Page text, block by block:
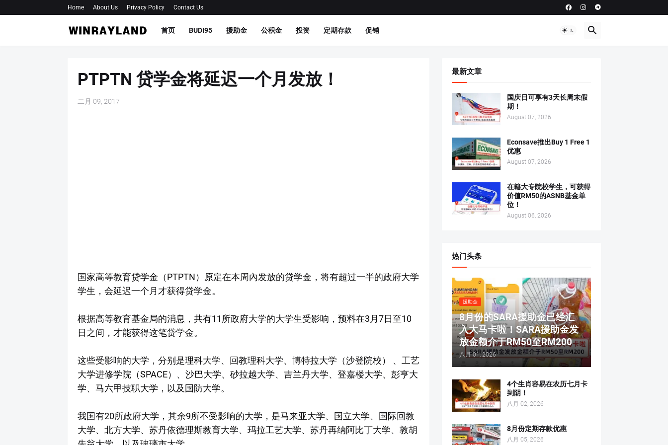
Home About Us Privacy Policy Contact Us
首页 BUDI95 援助金 公积金 投资 定期存款 促销
PTPTN 贷学金将延迟一个月发放！
二月 09, 2017
国家高等教育贷学金（PTPTN）原定在本周內发放的贷学金，将有超过一半的政府大学
学生，会延迟一个月才获得贷学金。
根据高等教育基金局的消息，共有11所政府大学的大学生受影响，预料在3月7日至10
日之间，才能获得这笔贷学金。
这些受影响的大学，分别是理科大学、回教理科大学、博特拉大学（沙登院校） 、工艺
大学进修学院（SPACE）、沙巴大学、砂拉越大学、吉兰丹大学、登嘉楼大学、彭亨大
学、马六甲技职大学，以及国防大学。
我国有20所政府大学，其余9所不受影响的大学，是马来亚大学、国立大学、国际回教
大学、北方大学、苏丹依德理斯教育大学、玛拉工艺大学、苏丹再纳阿比丁大学、敦胡
最新文章
国庆日可享有3天长周末假
期！
August 07, 2026
Econsave推出Buy 1 Free 1
优惠
August 07, 2026
在籍大专院校学生，可获得
价值RM50的ASNB基金单
位！
August 06, 2026
热门头条
援助金
8月份的SARA援助金已经汇
入大马卡啦！SARA援助金发
放金额介于RM50至RM200
八月 01, 2026
4个生肖容易在农历七月卡
到阴！
八月 02, 2026
8月份定期存款优惠
八月 05, 2026